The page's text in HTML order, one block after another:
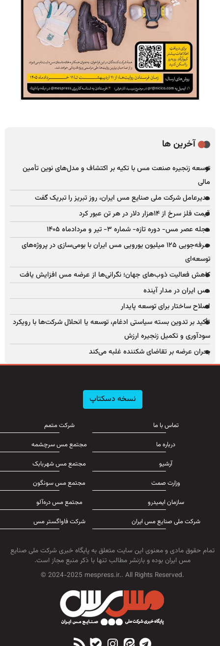
آخرین ها
توسعه زنجیره صنعت مس با تکیه بر اکتشاف و مدل‌های نوین تأمین
مالی
مدیرعامل شرکت ملی صنایع مس ایران، روز تبریز را تبریک گفت
قیمت فلز سرخ از ۱۴هزار دلار در هر تن عبور کرد
مجله عصر مس- دوره تازه- شماره ۳- تیر و مردادماه ۱۴۰۵
صرفه‌جویی ۱۲۵ میلیون یورویی مس ایران با بومی‌سازی در پروژه‌های
توسعه‌ای
کاهش فعالیت ذوب‌های جهان؛ نگرانی‌ها از عرضه مس افزایش یافت
مس ایران در مدار آینده
اصلاح ساختار برای توسعه پایدار
تأکید بر تدوین بسته سیاستی ادغام، توسعه یا انحلال شرکت‌ها با رویکرد
سودآوری و تکمیل زنجیره ارزش
بحران عرضه بر تقاضای شکننده غلبه می‌کند
نسخه دسکتاپ
تماس با ما
درباره ما
آرشیو
وزارت صمت
سازمان ایمیدرو
شرکت ملی صنایع مس ایران
شرکت متمم
مجتمع مس سرچشمه
مجتمع مس شهربابک
مجتمع مس سونگون
مجتمع مس دره‌آلو
شرکت فاواگستر مس
تمام حقوق مادی و معنوی این سایت متعلق به پایگاه خبری شرکت ملی صنایع
مس ایران بوده و بازنشر مطالب تنها با ذکر منبع مجاز است.
© 2024-2025 mespress.ir.. All Rights Reserved.